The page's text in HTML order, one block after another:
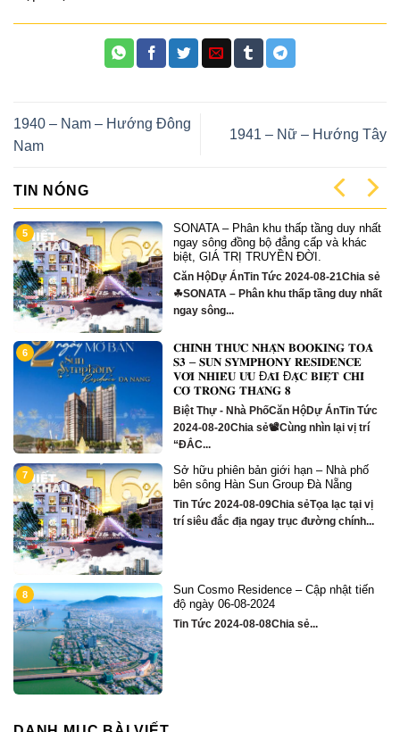
1940 – Nam – Hướng Đông
Nam
1941 – Nữ – Hướng Tây
TIN NÓNG
5
SONATA – Phân khu thấp tầng duy nhất
ngay sông đồng bộ đẳng cấp và khác
biệt, GIÁ TRỊ TRUYỀN ĐỜI.
Căn HộDự ÁnTin Tức 2024-08-21Chia sẻ
☘SONATA – Phân khu thấp tầng duy nhất
ngay sông...
6
𝐂𝐇𝐈́𝐍𝐇 𝐓𝐇𝐔̛́𝐂 𝐍𝐇𝐀̣̂𝐍 𝐁𝐎𝐎𝐊𝐈𝐍𝐆 𝐓𝐎𝐀̀
𝐒𝟑 – 𝐒𝐔𝐍 𝐒𝐘𝐌𝐏𝐇𝐎𝐍𝐘 𝐑𝐄𝐒𝐈𝐃𝐄𝐍𝐂𝐄
𝐕𝐎̛́𝐈 𝐍𝐇𝐈𝐄̂̀𝐔 𝐔̛𝐔 Đ𝐀̃𝐈 Đ𝐀̣̆𝐂 𝐁𝐈𝐄̣̂𝐓 𝐂𝐇𝐈̉
𝐂𝐎́ 𝐓𝐑𝐎𝐍𝐆 𝐓𝐇𝐀́𝐍𝐆 𝟖
Biệt Thự - Nhà PhốCăn HộDự ÁnTin Tức
2024-08-20Chia sẻ📽Cùng nhìn lại vị trí
“ĐẮC...
7
Sở hữu phiên bản giới hạn – Nhà phố
bên sông Hàn Sun Group Đà Nẵng
Tin Tức 2024-08-09Chia sẻTọa lạc tại vị
trí siêu đắc địa ngay trục đường chính...
8
Sun Cosmo Residence – Cập nhật tiến
độ ngày 06-08-2024
Tin Tức 2024-08-08Chia sẻ...